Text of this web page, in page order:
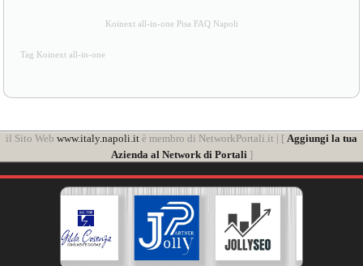
Koinext all-in-one Pisa FAQ Napoli
Tag Koinext all-in-one
il Sito Web www.italy.napoli.it è membro di NetworkPortali.it | [ Aggiungi la tua
Azienda al Network di Portali]